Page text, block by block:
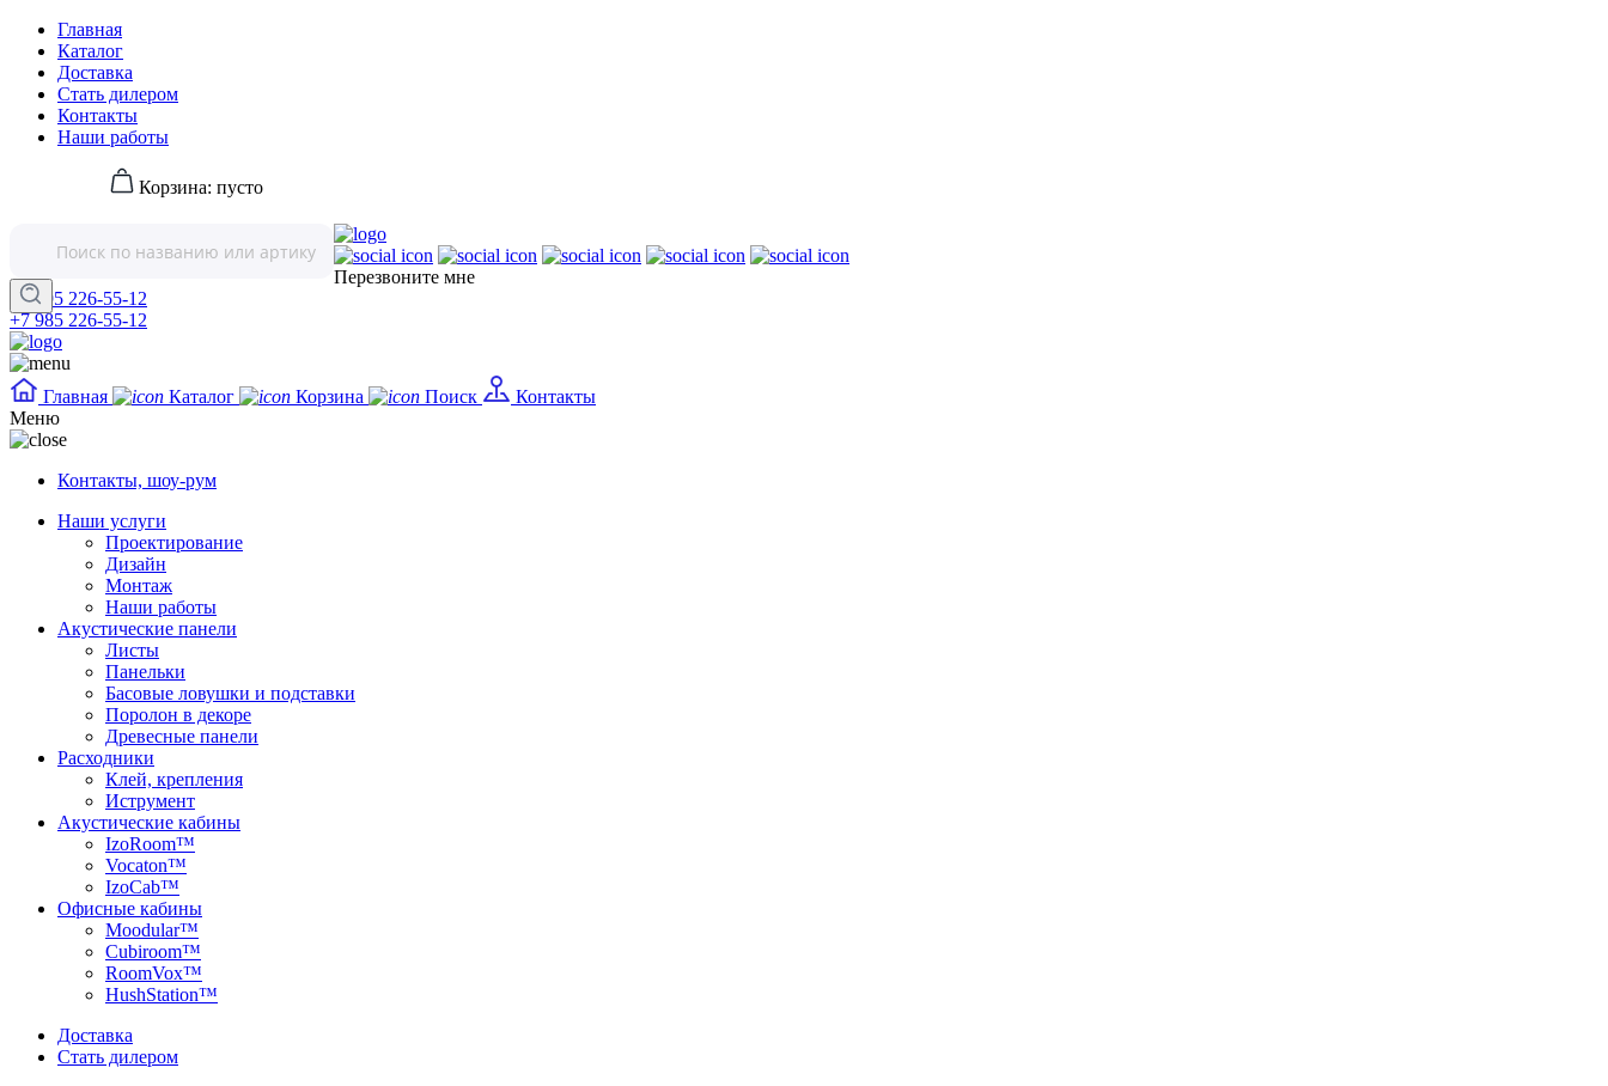
Главная
Каталог
Доставка
Стать дилером
Контакты
Наши работы
Корзина: пусто
Перезвоните мне
+7 495 226-55-12
+7 985 226-55-12
Главная Каталог Корзина Поиск
Контакты
Меню
Контакты, шоу-рум
Наши услуги
Проектирование
Дизайн
Монтаж
Наши работы
Акустические панели
Листы
Панельки
Басовые ловушки и подставки
Поролон в декоре
Древесные панели
Расходники
Клей, крепления
Иструмент
Акустические кабины
IzoRoom™
Vocaton™
IzoCab™
Офисные кабины
Moodular™
Cubiroom™
RoomVox™
HushStation™
Доставка
Стать дилером